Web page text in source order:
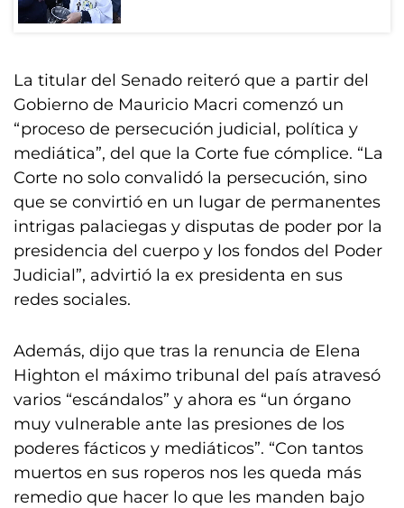
La titular del Senado reiteró que a partir del
Gobierno de Mauricio Macri comenzó un
“proceso de persecución judicial, política y
mediática”, del que la Corte fue cómplice. “La
Corte no solo convalidó la persecución, sino
que se convirtió en un lugar de permanentes
intrigas palaciegas y disputas de poder por la
presidencia del cuerpo y los fondos del Poder
Judicial”, advirtió la ex presidenta en sus
redes sociales.
Además, dijo que tras la renuncia de Elena
Highton el máximo tribunal del país atravesó
varios “escándalos” y ahora es “un órgano
muy vulnerable ante las presiones de los
poderes fácticos y mediáticos”. “Con tantos
muertos en sus roperos nos les queda más
remedio que hacer lo que les manden bajo